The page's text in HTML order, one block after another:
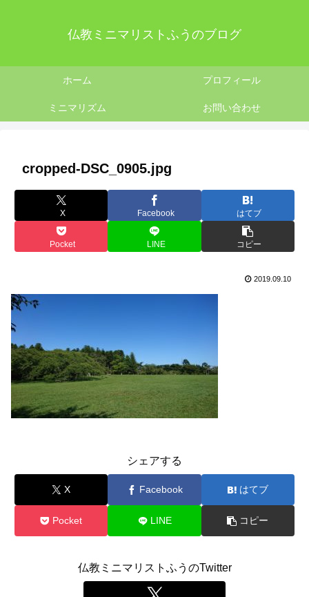
仏教ミニマリストふうのブログ
ホーム プロフィール
ミニマリズム お問い合わせ
cropped-DSC_0905.jpg
X Facebook はてブ
Pocket LINE コピー
2019.09.10
シェアする
X Facebook はてブ
Pocket LINE コピー
仏教ミニマリストふうのTwitter